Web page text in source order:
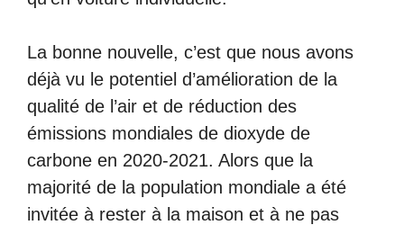
La bonne nouvelle, c’est que nous avons
déjà vu le potentiel d’amélioration de la
qualité de l’air et de réduction des
émissions mondiales de dioxyde de
carbone en 2020-2021. Alors que la
majorité de la population mondiale a été
invitée à rester à la maison et à ne pas